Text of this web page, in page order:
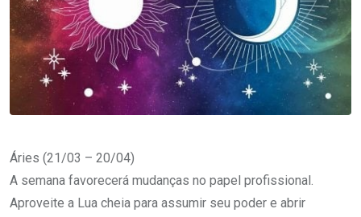
Áries (21/03 – 20/04)
A semana favorecerá mudanças no papel profissional.
Aproveite a Lua cheia para assumir seu poder e abrir